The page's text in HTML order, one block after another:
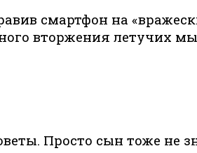
смартфон на
вторжения летучих
Просто сын тоже не